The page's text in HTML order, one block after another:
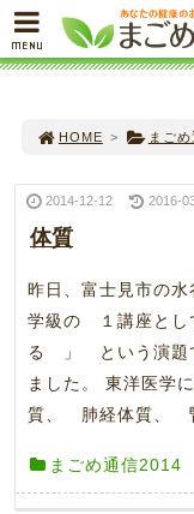
HOME > まご
2014-12-12 2016-
体質
昨日、富士見市の
学級の １講座とし
る 」 という演題
ました。 東洋医学
質、 肺経体質、
まごめ通信2014
MENU